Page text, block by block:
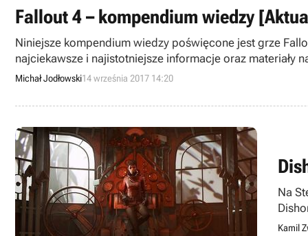
Fallout 4 – kompendium wiedzy
Niniejsze kompendium wiedzy poświęcone jest grze
najciekawsze i najistotniejsze informacje oraz materiały
Michał Jodłowski14 września 2017 14:20
Na
Kamil